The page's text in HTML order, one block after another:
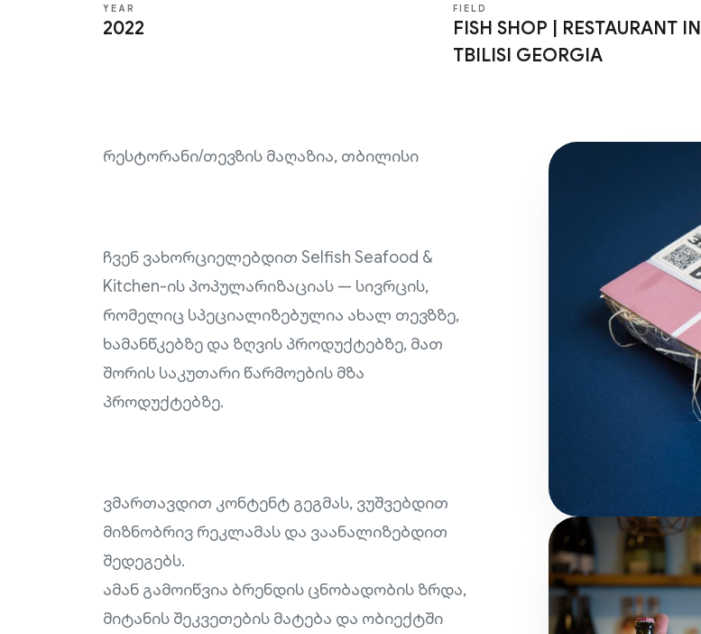
YEAR
2022
FIELD
FISH SHOP | RESTAURANT IN
TBILISI GEORGIA
რესტორანი/თევზის მაღაზია, თბილისი
ჩვენ ვახორციელებდით Selfish Seafood &
Kitchen-ის პოპულარიზაციას — სივრცის,
რომელიც სპეციალიზებულია ახალ თევზზე,
ხამანწკებზე და ზღვის პროდუქტებზე, მათ
შორის საკუთარი წარმოების მზა
პროდუქტებზე.
ვმართავდით კონტენტ გეგმას, ვუშვებდით
მიზნობრივ რეკლამას და ვაანალიზებდით
შედეგებს.
ამან გამოიწვია ბრენდის ცნობადობის ზრდა,
მიტანის შეკვეთების მატება და ობიექტში